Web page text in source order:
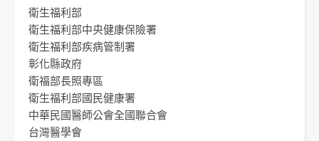
衛生福利部
衛生福利部中央健康保險署
衛生福利部疾病管制署
彰化縣政府
衛福部長照專區
衛生福利部國民健康署
中華民國醫師公會全國聯合會
台灣醫學會